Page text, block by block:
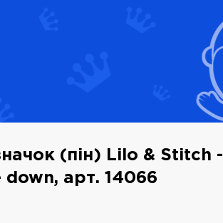
(пін) Lilo & Stitch -
арт. 14066